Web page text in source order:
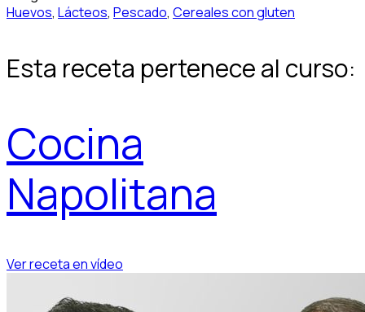
Huevos, Lácteos, Pescado, Cereales con gluten
Esta receta pertenece al curso:
Cocina
Napolitana
Ver receta en vídeo